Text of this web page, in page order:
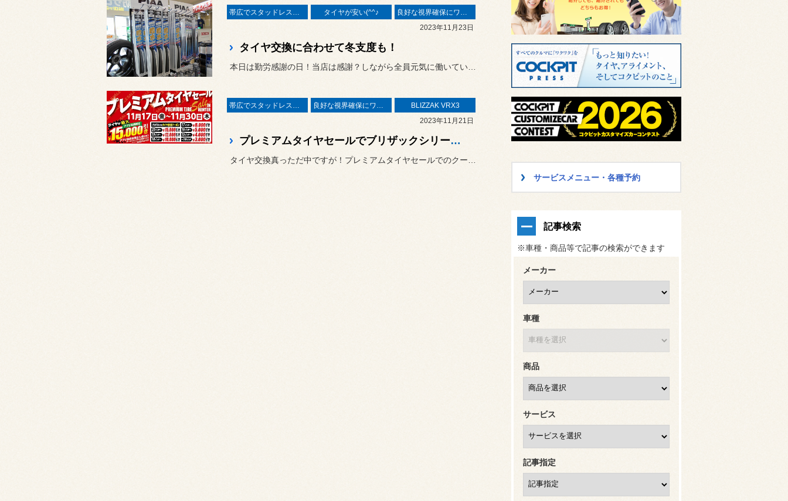
帯広でスタッドレスタイヤ タイヤが安い(^^♪
良好な視界確保にワイパー
2023年11月23日
タイヤ交換に合わせて冬支度も！
帯広でスタッドレスタイヤ 良好な視界確保にワイパー
BLIZZAK VRX3
2023年11月21日
プレミアムタイヤセールでブリザックシリーズお得に購入！
サービスメニュー・各種予約
記事検索
※車種・商品等で記事の検索ができます
メーカー
車種
商品
サービス
記事指定